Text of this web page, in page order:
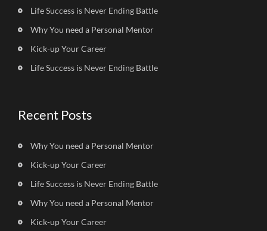
Life Success is Never Ending Battle
Why You need a Personal Mentor
Kick-up Your Career
Life Success is Never Ending Battle
Recent Posts
Why You need a Personal Mentor
Kick-up Your Career
Life Success is Never Ending Battle
Why You need a Personal Mentor
Kick-up Your Career